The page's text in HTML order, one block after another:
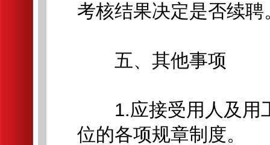
考核结果决定是否续聘
五、其他事项
1.应接受用人及用
位的各项规章制度。